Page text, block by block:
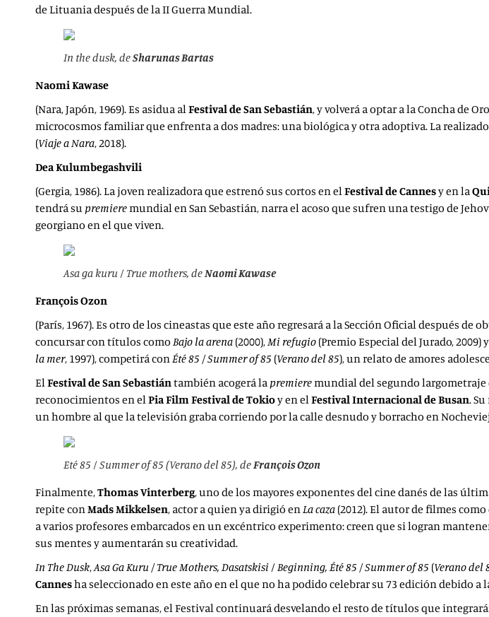
de Lituania después de la II Guerra Mundial.
In the dusk, deSharunas Bartas
Naomi Kawase
(Nara, Japón, 1969). Es asidua alFestival de San Sebastián, y volverá a optar a la Concha de
microcosmos familiar que enfrenta a dos madres: una biológica y otra adoptiva. La
(Viaje a Nara, 2018).
Dea Kulumbegashvili
(Gergia, 1986). La joven realizadora que estrenó sus cortos en elFestival de Cannesy en la
tendrá su premieremundial en San Sebastián, narra el acoso que sufren una testigo de
georgiano en el que viven.
Asa ga kuru / True mothers, deNaomi Kawase
François Ozon
(París, 1967). Es otro de los cineastas que este año regresará a la Sección Oficial después
concursar con títulos como Bajo la arena (2000),Mi refugio (Premio Especial del Jurado, 2009) y
la mer, 1997), competirá conÉté 85 /Summer of 85 (Verano del 85), un relato de amores
ElFestival de San Sebastiántambién acogerá la premieremundial del segundo largometraje
reconocimientos en elPia Film Festival de Tokioy en elFestival Internacional de Busan.
un hombre al que la televisión graba corriendo por la calle desnudo y borracho en
Eté 85 /Summer of 85(Verano del 85), deFrançois Ozon
Finalmente,Thomas Vinterberg, uno de los mayores exponentes del cine danés de las
repite conMads Mikkelsen, actor a quien ya dirigió enLa caza (2012). El autor de filmes como
a varios profesores embarcados en un excéntrico experimento: creen que si logran
sus mentes y aumentarán su creatividad.
In The Dusk,Asa Ga Kuru /True Mothers, Dasatskisi / Beginning, Été 85 /Summer of 85 (Verano del
Cannesha seleccionado en este año en el que no ha podido celebrar su 73 edición debido a
En las próximas semanas, el Festival continuará desvelando el resto de títulos que